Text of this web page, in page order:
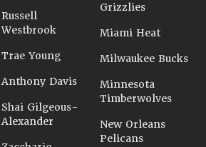
Russell
Westbrook
Trae Young
Anthony Davis
Shai Gilgeous-
Alexander
Grizzlies
Miami Heat
Milwaukee Bucks
Minnesota
Timberwolves
New Orleans
Pelicans